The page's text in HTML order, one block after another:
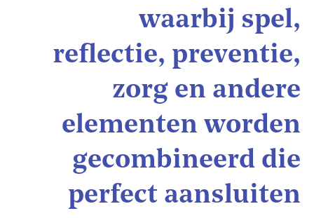
waarbij spel,
reflectie, preventie,
zorg en andere
elementen worden
gecombineerd die
perfect aansluiten